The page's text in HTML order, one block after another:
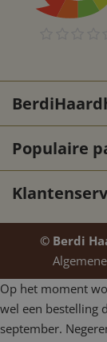
Populaire
© Berdi
Op het moment
wel een bestelling
september.